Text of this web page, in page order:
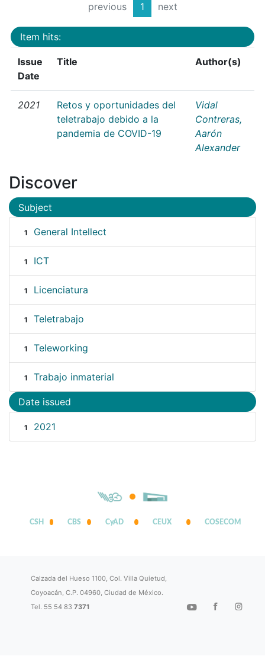
previous 1 next
Item hits:
Issue
Date
Title Author(s)
2021
Retos y oportunidades del
teletrabajo debido a la
pandemia de COVID-19
Vidal
Contreras,
Aarón
Alexander
Discover
Subject
1 General Intellect
1 ICT
1 Licenciatura
1 Teletrabajo
1 Teleworking
1 Trabajo inmaterial
Date issued
1 2021
CSH CBS CyAD CEUX COSECOM
Calzada del Hueso 1100, Col. Villa Quietud,
Coyoacán, C.P. 04960, Ciudad de México.
Tel. 55 54 837371